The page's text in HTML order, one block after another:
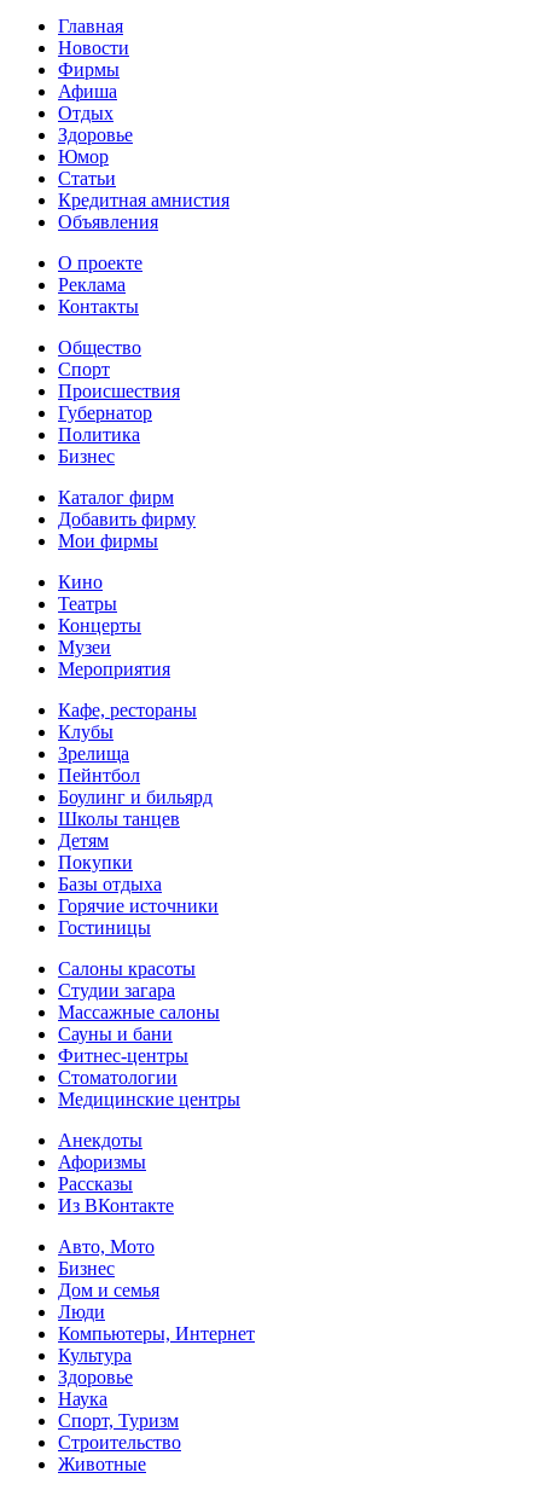
Главная
Новости
Фирмы
Афиша
Отдых
Здоровье
Юмор
Статьи
Кредитная амнистия
Объявления
О проекте
Реклама
Контакты
Общество
Спорт
Происшествия
Губернатор
Политика
Бизнес
Каталог фирм
Добавить фирму
Мои фирмы
Кино
Театры
Концерты
Музеи
Мероприятия
Кафе, рестораны
Клубы
Зрелища
Пейнтбол
Боулинг и бильярд
Школы танцев
Детям
Покупки
Базы отдыха
Горячие источники
Гостиницы
Салоны красоты
Студии загара
Массажные салоны
Сауны и бани
Фитнес-центры
Стоматологии
Медицинские центры
Анекдоты
Афоризмы
Рассказы
Из ВКонтакте
Авто, Мото
Бизнес
Дом и семья
Люди
Компьютеры, Интернет
Культура
Здоровье
Наука
Спорт, Туризм
Строительство
Животные